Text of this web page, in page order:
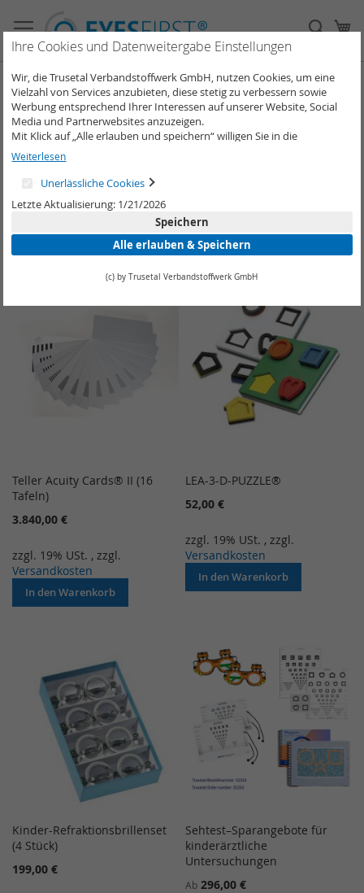
zum
Inhalt
Angebote
Teller Acuity Cards® II (16
Tafeln)
3.840,00 €
zzgl. 19% USt. , zzgl.
Versandkosten
In den Warenkorb
LEA-3-D-PUZZLE®
52,00 €
zzgl. 19% USt. , zzgl.
Versandkosten
In den Warenkorb
Kinder-Refraktionsbrillenset
(4 Stück)
199,00 €
Sehtest–Sparangebote für
kinderärztliche
Untersuchungen
Ab 296,00 €
Ihre Cookies und Datenweitergabe Einstellungen
Wir, die Trusetal Verbandstoffwerk GmbH, nutzen Cookies, um eine
Vielzahl von Services anzubieten, diese stetig zu verbessern sowie
Werbung entsprechend Ihrer Interessen auf unserer Website, Social
Media und Partnerwebsites anzuzeigen.
Mit Klick auf „Alle erlauben und speichern“ willigen Sie in die
Verwendung aller Cookies ein.
Unter „Weitere Informationen“ können Sie Ihre Cookie-Einstellungen
selber anpassen und speichern.
Weiterlesen
Unerlässliche Cookies
Letzte Aktualisierung: 1/21/2026
Speichern
Alle erlauben & Speichern
(c) by Trusetal Verbandstoffwerk GmbH